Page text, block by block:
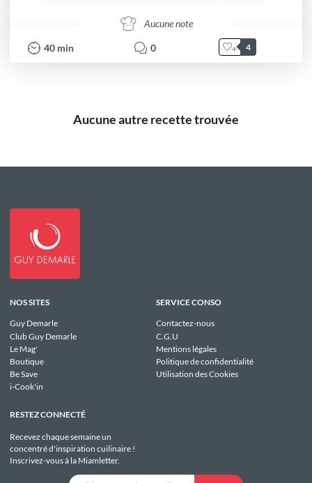
Aucune note
40 min 0 4
Aucune autre recette trouvée
NOS SITES
Guy Demarle
Club Guy Demarle
Le Mag'
Boutique
Be Save
i-Cook'in
SERVICE CONSO
Contactez-nous
C.G.U
Mentions légales
Politique de confidentialité
Utilisation des Cookies
RESTEZ CONNECTÉ
Recevez chaque semaine un
concentré d'inspiration cuilinaire !
Inscrivez-vous à la Miamletter.